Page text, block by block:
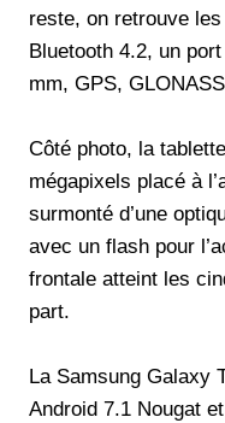
reste, on retrouve
Bluetooth 4.2, un
mm, GPS,
Côté photo, la
mégapixels placé à
surmonté d’une
avec un flash pour
frontale atteint les
part.
La Samsung Galaxy
Android 7.1 Nougat